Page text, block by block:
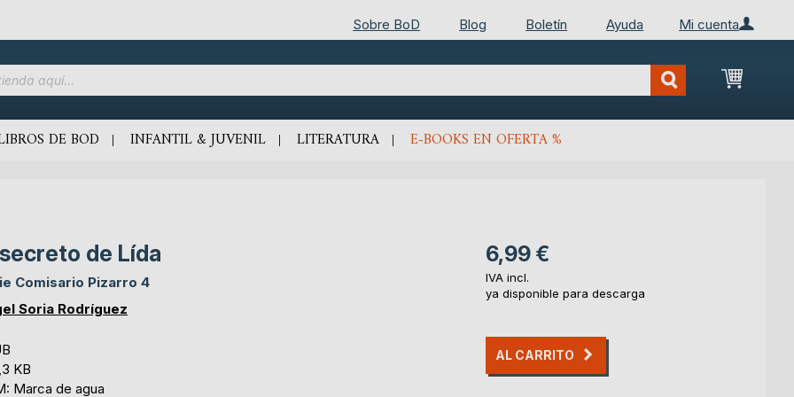
Mi cuenta
Sobre BoD Blog Boletín Ayuda
Mi
DE BOD INFANTIL & JUVENIL LITERATURA E-BOOKS EN OFERTA %
de Lída
Comisario Pizarro 4
Soria Rodríguez
KB
Marca de agua
6,99 €
IVA incl.
ya disponible para descarga
AL CARRITO